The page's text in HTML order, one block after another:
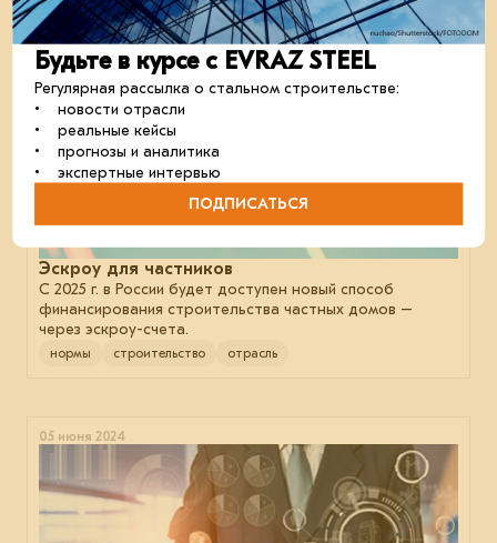
13 августа 2024
Эскроу для частников
С 2025 г. в России будет доступен новый способ
финансирования строительства частных домов –
через эскроу-счета.
нормы строительство отрасль
05 июня 2024
Будьте в курсе с EVRAZ STEEL
Регулярная рассылка о стальном строительстве:
• новости отрасли
• реальные кейсы
• прогнозы и аналитика
• экспертные интервью
ПОДПИСАТЬСЯ